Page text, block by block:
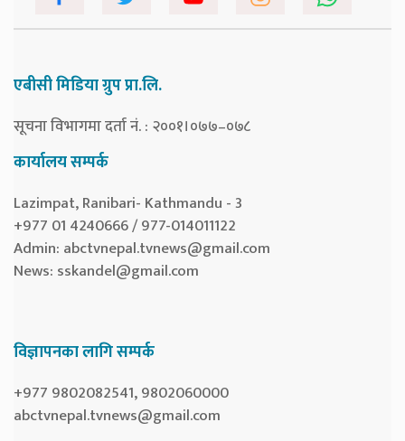
एबीसी मिडिया ग्रुप प्रा.लि.
सूचना विभागमा दर्ता नं. : २००१।०७७–०७८
कार्यालय सम्पर्क
Lazimpat, Ranibari- Kathmandu - 3
+977 01 4240666 / 977-014011122
Admin: abctvnepal.tvnews@gmail.com
News: sskandel@gmail.com
विज्ञापनका लागि सम्पर्क
+977 9802082541, 9802060000
abctvnepal.tvnews@gmail.com